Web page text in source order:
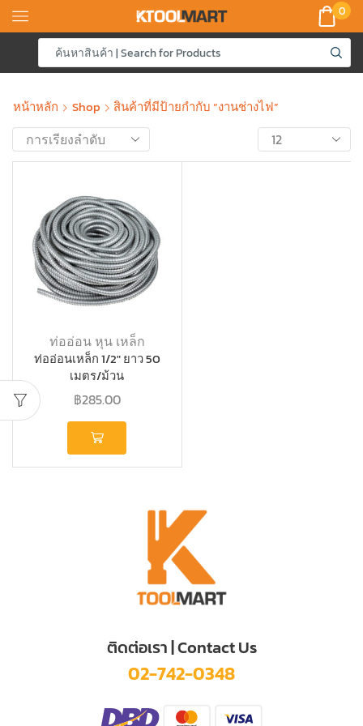
0
หน้าหลัก Shop สินค้าที่มีป้ายกำกับ “งานช่างไฟ”
ท่ออ่อน หุน เหล็ก
ท่ออ่อนเหล็ก 1/2″ ยาว 50
เมตร/ม้วน
฿285.00
ติดต่อเรา | Contact Us
02-742-0348